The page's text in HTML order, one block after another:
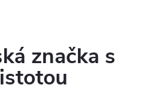
značka s